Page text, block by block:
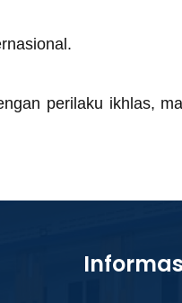
perilaku ikhlas,